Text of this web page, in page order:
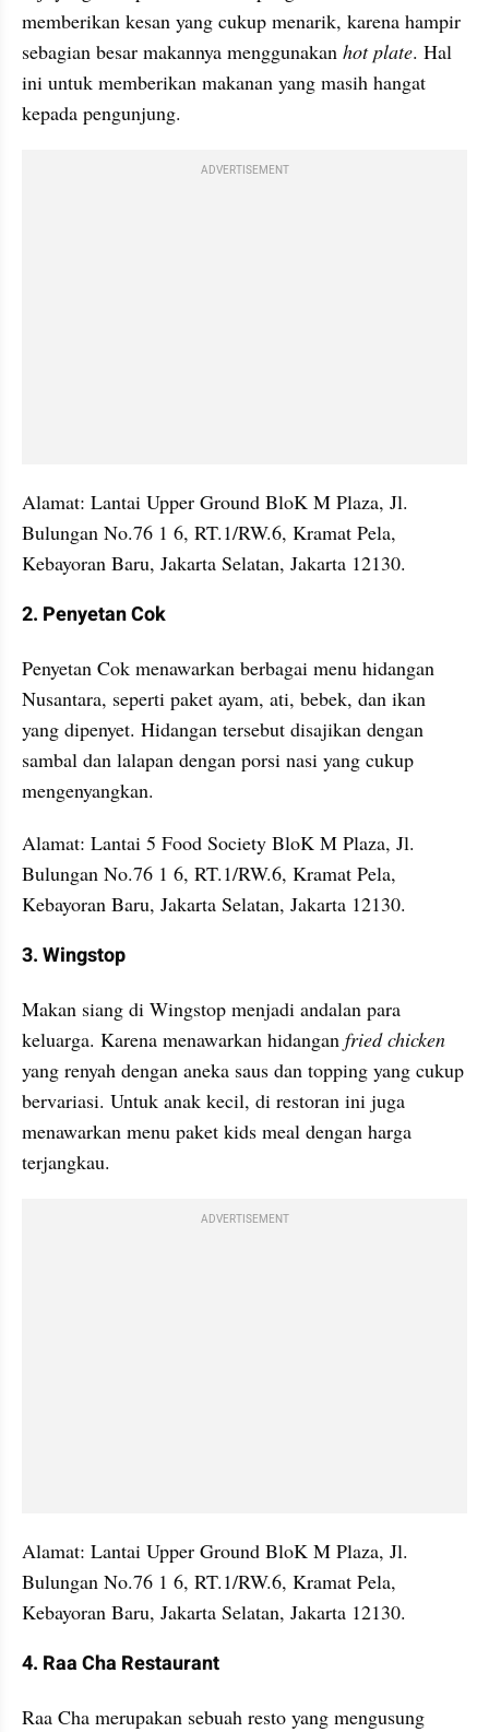
memberikan kesan yang cukup menarik, karena hampir
sebagian besar makannya menggunakan hot plate. Hal
ini untuk memberikan makanan yang masih hangat
kepada pengunjung.
ADVERTISEMENT
Alamat: Lantai Upper Ground BloK M Plaza, Jl.
Bulungan No.76 1 6, RT.1/RW.6, Kramat Pela,
Kebayoran Baru, Jakarta Selatan, Jakarta 12130.
2. Penyetan Cok
Penyetan Cok menawarkan berbagai menu hidangan
Nusantara, seperti paket ayam, ati, bebek, dan ikan
yang dipenyet. Hidangan tersebut disajikan dengan
sambal dan lalapan dengan porsi nasi yang cukup
mengenyangkan.
Alamat: Lantai 5 Food Society BloK M Plaza, Jl.
Bulungan No.76 1 6, RT.1/RW.6, Kramat Pela,
Kebayoran Baru, Jakarta Selatan, Jakarta 12130.
3. Wingstop
Makan siang di Wingstop menjadi andalan para
keluarga. Karena menawarkan hidangan fried chicken
yang renyah dengan aneka saus dan topping yang cukup
bervariasi. Untuk anak kecil, di restoran ini juga
menawarkan menu paket kids meal dengan harga
terjangkau.
ADVERTISEMENT
Alamat: Lantai Upper Ground BloK M Plaza, Jl.
Bulungan No.76 1 6, RT.1/RW.6, Kramat Pela,
Kebayoran Baru, Jakarta Selatan, Jakarta 12130.
4. Raa Cha Restaurant
Raa Cha merupakan sebuah resto yang mengusung